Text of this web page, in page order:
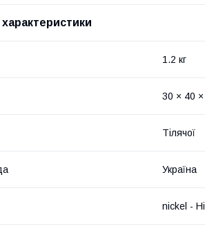
1.2 кг
30 × 40 ×
Тілячої
Україна
nickel -